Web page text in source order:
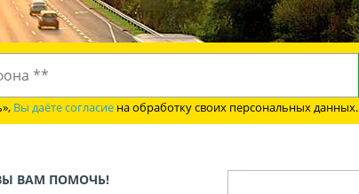
Вы даёте согласие на обработку своих персональных данных.
ВАМ ПОМОЧЬ!